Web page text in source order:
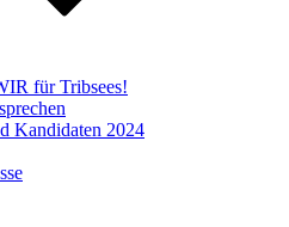
für Tribsees!
Kandidaten 2024